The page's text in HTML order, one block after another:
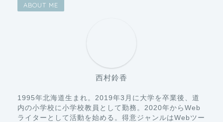
ABOUT ME
西村鈴香
1995年北海道生まれ。2019年3月に大学を卒業後、道
内の小学校に小学校教員として勤務。2020年からWeb
ライターとして活動を始める。得意ジャンルはWebツー